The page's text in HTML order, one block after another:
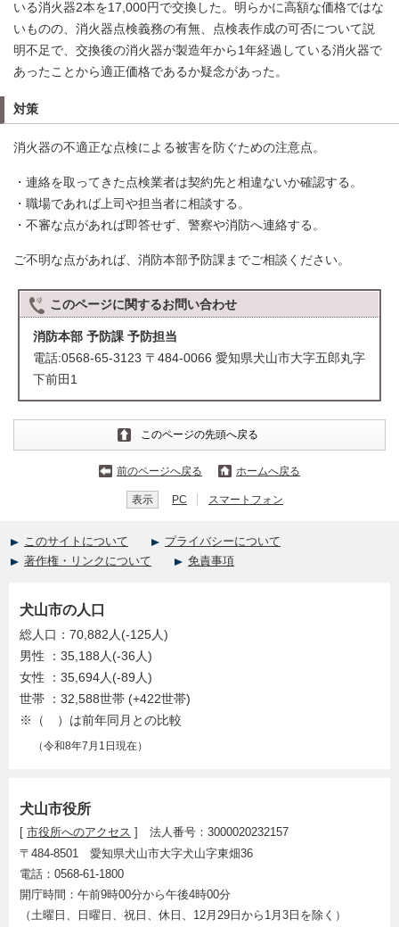
いる消火器2本を17,000円で交換した。明らかに高額な価格ではな
いものの、消火器点検義務の有無、点検表作成の可否について説
明不足で、交換後の消火器が製造年から1年経過している消火器で
あったことから適正価格であるか疑念があった。
対策
消火器の不適正な点検による被害を防ぐための注意点。
・連絡を取ってきた点検業者は契約先と相違ないか確認する。
・職場であれば上司や担当者に相談する。
・不審な点があれば即答せず、警察や消防へ連絡する。
ご不明な点があれば、消防本部予防課までご相談ください。
このページに関するお問い合わせ
消防本部 予防課 予防担当
電話:0568-65-3123 〒484-0066 愛知県犬山市大字五郎丸字
下前田1
このページの先頭へ戻る
前のページへ戻る ホームへ戻る
表示 PC スマートフォン
このサイトについて
プライバシーについて
著作権・リンクについて
免責事項
犬山市役所
[ 市役所へのアクセス ] 法人番号：3000020232157
〒484-8501 愛知県犬山市大字犬山字東畑36
電話：0568-61-1800
開庁時間：午前9時00分から午後4時00分
（土曜日、日曜日、祝日、休日、12月29日から1月3日を除く）
犬山市の人口
総人口：70,882人(-125人)
男性 ：35,188人(-36人)
女性 ：35,694人(-89人)
世帯 ：32,588世帯 (+422世帯)
※（ ）は前年同月との比較
（令和8年7月1日現在）